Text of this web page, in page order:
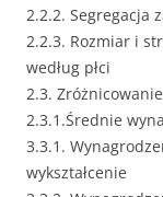
2.2.2. Segregacja
2.2.3. Rozmiar i
według płci
2.3.
2.3.1.Średnie
3.3.1.
wykształcenie